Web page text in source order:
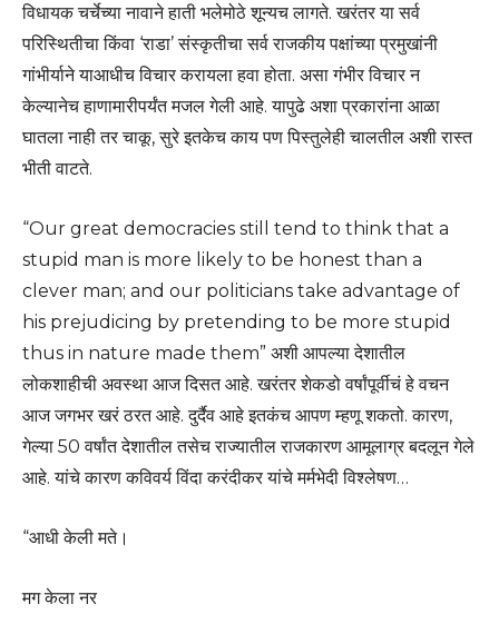
विधायक चर्चेच्या नावाने हाती भलेमोठे शून्यच लागते. खरंतर या सर्व
परिस्थितीचा किंवा ‘राडा’ संस्कृतीचा सर्व राजकीय पक्षांच्या प्रमुखांनी
गांभीर्याने याआधीच विचार करायला हवा होता. असा गंभीर विचार न
केल्यानेच हाणामारीपर्यंत मजल गेली आहे. यापुढे अशा प्रकारांना आळा
घातला नाही तर चाकू, सुरे इतकेच काय पण पिस्तुलेही चालतील अशी रास्त
भीती वाटते.
“Our great democracies still tend to think that a
stupid man is more likely to be honest than a
clever man; and our politicians take advantage of
his prejudicing by pretending to be more stupid
thus in nature made them” अशी आपल्या देशातील
लोकशाहीची अवस्था आज दिसत आहे. खरंतर शेकडो वर्षांपूर्वीचं हे वचन
आज जगभर खरं ठरत आहे. दुर्दैव आहे इतकंच आपण म्हणू शकतो. कारण,
गेल्या 50 वर्षांत देशातील तसेच राज्यातील राजकारण आमूलाग्र बदलून गेले
आहे. यांचे कारण कविवर्य विंदा करंदीकर यांचे मर्मभेदी विश्लेषण…
“आधी केली मते।
मग केला नर